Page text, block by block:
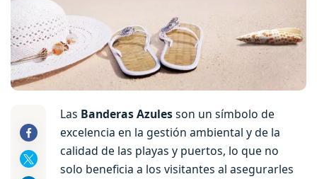
Las Banderas Azulesson un símbolo de
excelencia en la gestión ambiental y de la
calidad de las playas y puertos, lo que no
solo beneficia a los visitantes al asegurarles